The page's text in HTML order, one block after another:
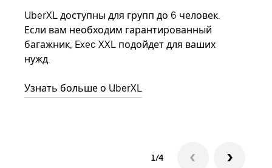
UberXL доступны для групп до 6 человек.
Если вам необходим гарантированный
багажник, Exec XXL подойдет для ваших
нужд.
Узнать больше о UberXL
1/4